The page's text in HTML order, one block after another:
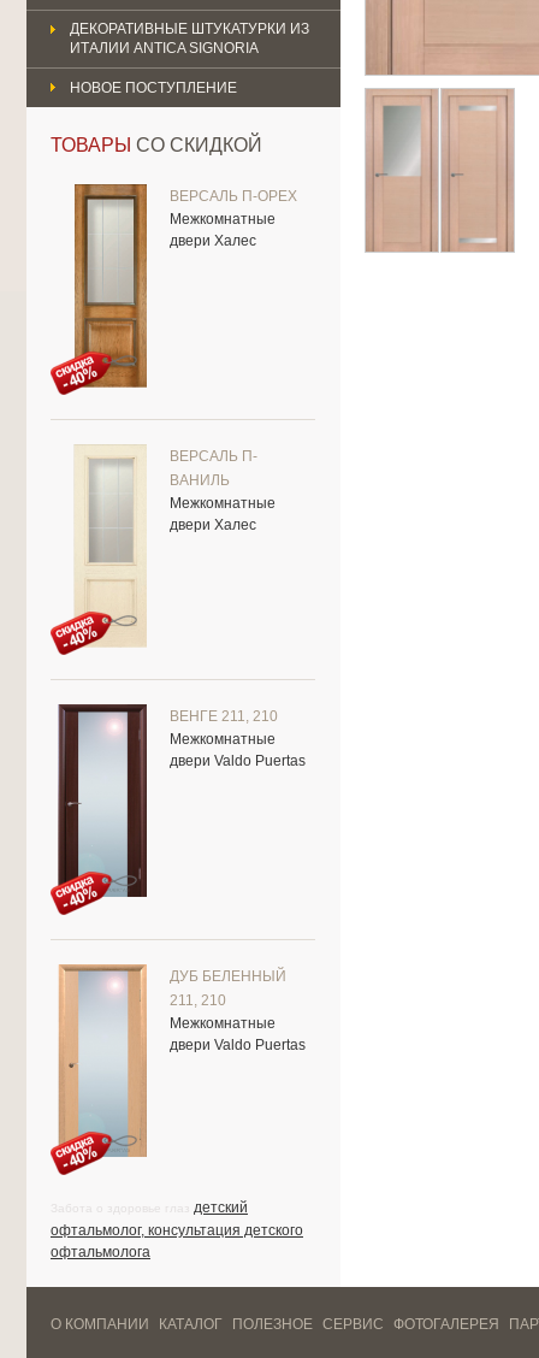
ДЕКОРАТИВНЫЕ ШТУКАТУРКИ ИЗ
ИТАЛИИ ANTICA SIGNORIA
НОВОЕ ПОСТУПЛЕНИЕ
ТОВАРЫ СО СКИДКОЙ
ВЕРСАЛЬ П-ОРЕХ
Межкомнатные
двери Халес
ВЕРСАЛЬ П-
ВАНИЛЬ
Межкомнатные
двери Халес
ВЕНГЕ 211, 210
Межкомнатные
двери Valdo Puertas
ДУБ БЕЛЕННЫЙ
211, 210
Межкомнатные
двери Valdo Puertas
детский
офтальмолог, консультация детского
офтальмолога
О КОМПАНИИ КАТАЛОГ ПОЛЕЗНОЕ СЕРВИС ФОТОГАЛЕРЕЯ